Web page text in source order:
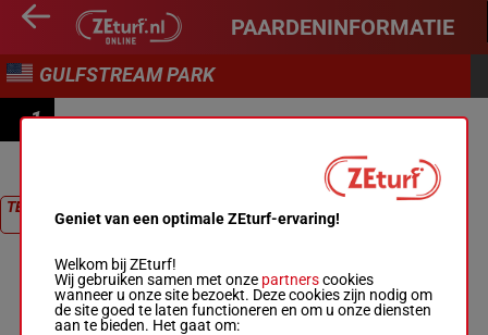
PAARDENINFORMATIE
GULFSTREAM PARK
1
TERUG NAAR
RACEGeniet van een optimale ZEturf-ervaring!
Welkom bij ZEturf!
Wij gebruiken samen met onze partnerscookies
wanneer u onze site bezoekt. Deze cookies zijn nodig om
de site goed te laten functioneren en om u onze diensten
aan te bieden. Het gaat om: